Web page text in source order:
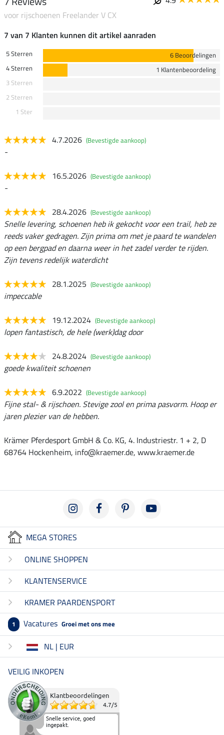
voor rijschoenen Freelander V CX
7 van 7 Klanten kunnen dit artikel aanraden
5 Sterren
6 Beoordelingen
4 Sterren
1 Klantenbeoordeling
3 Sterren
2 Sterren
1 Ster
4.7.2026 (Bevestigde aankoop)
-
16.5.2026 (Bevestigde aankoop)
-
28.4.2026 (Bevestigde aankoop)
Snelle levering, schoenen heb ik gekocht voor een trail, heb ze
reeds vaker gedragen. Zijn prima om met je paard te wandelen
op een bergpad en daarna weer in het zadel verder te rijden.
Zijn tevens redelijk waterdicht
28.1.2025 (Bevestigde aankoop)
impeccable
19.12.2024 (Bevestigde aankoop)
lopen fantastisch, de hele (werk)dag door
24.8.2024 (Bevestigde aankoop)
goede kwaliteit schoenen
6.9.2022 (Bevestigde aankoop)
Fijne stal- & rijschoen. Stevige zool en prima pasvorm. Hoop er
jaren plezier van de hebben.
Krämer Pferdesport GmbH & Co. KG, 4. Industriestr. 1 + 2, D
68764 Hockenheim, info@kraemer.de, www.kraemer.de
MEGA STORES
ONLINE SHOPPEN
KLANTENSERVICE
KRAMER PAARDENSPORT
1 Vacatures Groei met ons mee
NL | EUR
VEILIG INKOPEN
Klantbeoordelingen
4.7/5
Snelle service, goed
ingepakt.